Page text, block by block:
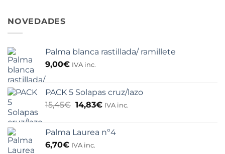
NOVEDADES
Palma blanca rastillada/ ramillete
9,00€ IVA inc.
PACK 5 Solapas cruz/lazo
15,45€ El
era:
15,45€.
14,83€El
es:
IVA inc.
Palma Laurea nº4
6,70€ IVA inc.